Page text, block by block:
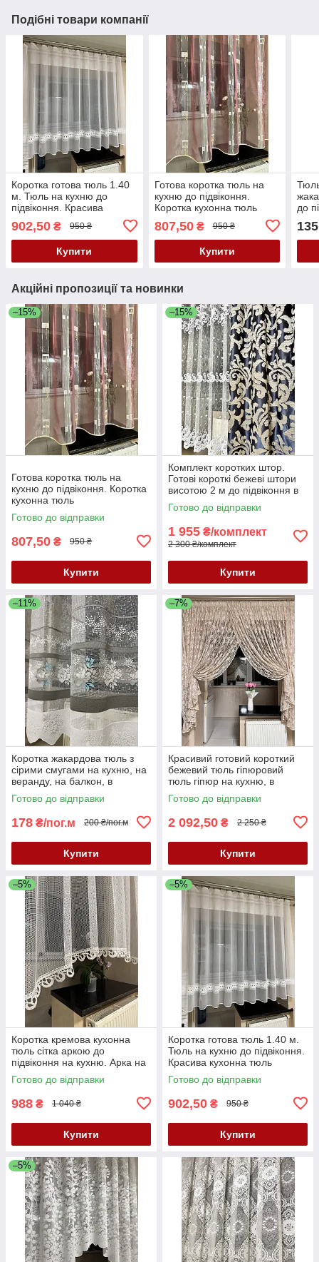
Подібні товари компанії
Коротка готова тюль 1.40
м. Тюль на кухню до
підвіконня. Красива
902,50 ₴ 950 ₴
Купити
Готова коротка тюль на
кухню до підвіконня.
Коротка кухонна тюль
807,50₴ 950 ₴
Купити
до
135
Акційні пропозиції та новинки
–15%
Готова коротка тюль на
кухню до підвіконня. Коротка
кухонна тюль
Готово до відправки
807,50 ₴ 950 ₴
Купити
–15%
Комплект коротких штор.
Готові короткі бежеві штори
висотою 2 м до підвіконня в
зал, спальню, кухню,
вітальню
Готово до відправки
1 955 ₴/комплект
2 300 ₴/комплект
Купити
–11%
Коротка жакардова тюль з
сірими смугами на кухню, на
веранду, на балкон, в
коридор. Короткий тюль
жакард. Тюль висота 2 м
Готово до відправки
178 ₴/пог.м 200 ₴/пог.м
Купити
–7%
Красивий готовий короткий
бежевий тюль гіпюровий
тюль гіпюр на кухню, в
дитячу, в спальню до
підвіконня
Готово до відправки
2 092,50 ₴ 2 250 ₴
Купити
–5%
Коротка кремова кухонна
тюль сітка аркою до
підвіконня на кухню. Арка на
кухню
Готово до відправки
988 ₴ 1 040 ₴
Купити
–5%
Коротка готова тюль 1.40 м.
Тюль на кухню до підвіконня.
Красива кухонна тюль
Готово до відправки
902,50 ₴ 950 ₴
Купити
–5%